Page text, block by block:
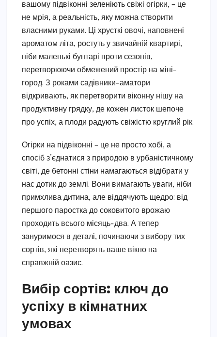
вашому підвіконні зеленіють свіжі огірки, – це
не мрія, а реальність, яку можна створити
власними руками. Ці хрусткі овочі, наповнені
ароматом літа, ростуть у звичайній квартирі,
ніби маленькі бунтарі проти сезонів,
перетворюючи обмежений простір на міні-
город. З роками садівники-аматори
відкривають, як перетворити віконну нішу на
продуктивну грядку, де кожен листок шепоче
про успіх, а плоди радують свіжістю круглий рік.
Огірки на підвіконні – це не просто хобі, а
спосіб з’єднатися з природою в урбаністичному
світі, де бетонні стіни намагаються відібрати у
нас дотик до землі. Вони вимагають уваги, ніби
примхлива дитина, але віддячують щедро: від
першого паростка до соковитого врожаю
проходить всього місяць-два. А тепер
зануримося в деталі, починаючи з вибору тих
сортів, які перетворять ваше вікно на
справжній оазис.
Вибір сортів: ключ до
успіху в кімнатних
умовах